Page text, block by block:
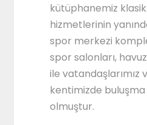
kütüphanemiz
hizmetlerinin
spor merkezi
spor salonları, havuz
ile vatandaşlarımız
kentimizde buluşma
olmuştur.